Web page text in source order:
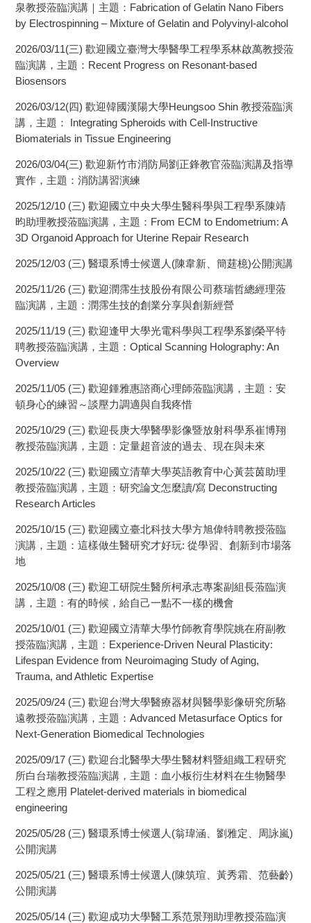
泉教授蒞臨演講｜主題：Fabrication of Gelatin Nano Fibers
by Electrospinning – Mixture of Gelatin and Polyvinyl-alcohol
2026/03/11(三) 歡迎國立臺灣大學醫學工程學系林啟萬教授蒞
臨演講，主題：Recent Progress on Resonant-based
Biosensors
2026/03/12(四) 歡迎韓國漢陽大學Heungsoo Shin 教授蒞臨演
講，主題： Integrating Spheroids with Cell-Instructive
Biomaterials in Tissue Engineering
2026/03/04(三) 歡迎新竹市消防局劉正鋒教官蒞臨演講及指導
實作，主題：消防講習演練
2025/12/10 (三) 歡迎國立中央大學生醫科學與工程學系陳靖
昀助理教授蒞臨演講，主題：From ECM to Endometrium: A
3D Organoid Approach for Uterine Repair Research
2025/12/03 (三) 醫環系博士候選人(陳韋新、簡莛檍)公開演講
2025/11/26 (三) 歡迎潤霈生技股份有限公司蔡瑞哲總經理蒞
臨演講，主題：潤霈生技的創業分享與創新經營
2025/11/19 (三) 歡迎逢甲大學光電科學與工程學系劉榮平特
聘教授蒞臨演講，主題：Optical Scanning Holography: An
Overview
2025/11/05 (三) 歡迎鍾雅惠諮商心理師蒞臨演講，主題：安
頓身心的練習～談壓力調適與自我疼惜
2025/10/29 (三) 歡迎長庚大學醫學影像暨放射科學系崔博翔
教授蒞臨演講，主題：定量超音波的過去、現在與未來
2025/10/22 (三) 歡迎國立清華大學英語教育中心黃芸茵助理
教授蒞臨演講，主題：研究論文怎麼讀/寫 Deconstructing
Research Articles
2025/10/15 (三) 歡迎國立臺北科技大學方旭偉特聘教授蒞臨
演講，主題：這樣做生醫研究才好玩: 從學習、創新到市場落
地
2025/10/08 (三) 歡迎工研院生醫所柯承志專案副組長蒞臨演
講，主題：有的時候，給自己一點不一樣的機會
2025/10/01 (三) 歡迎國立清華大學竹師教育學院姚在府副教
授蒞臨演講，主題：Experience-Driven Neural Plasticity:
Lifespan Evidence from Neuroimaging Study of Aging,
Trauma, and Athletic Expertise
2025/09/24 (三) 歡迎台灣大學醫療器材與醫學影像研究所駱
遠教授蒞臨演講，主題：Advanced Metasurface Optics for
Next-Generation Biomedical Technologies
2025/09/17 (三) 歡迎台北醫學大學生醫材料暨組織工程研究
所白台瑞教授蒞臨演講，主題：血小板衍生材料在生物醫學
工程之應用 Platelet-derived materials in biomedical
engineering
2025/05/28 (三) 醫環系博士候選人(翁瑋涵、劉雅定、周詠嵐)
公開演講
2025/05/21 (三) 醫環系博士候選人(陳筑瑄、黃秀霜、范藝齡)
公開演講
2025/05/14 (三) 歡迎成功大學醫工系范景翔助理教授蒞臨演